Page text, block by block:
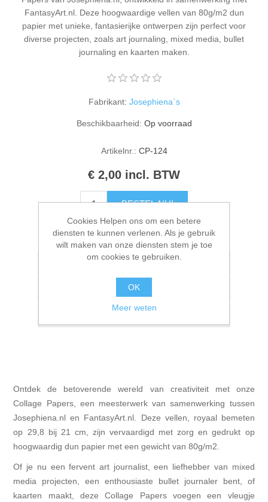
Kaarten 2021
FantasyArt.nl. Deze hoogwaardige vellen van 80g/m2 dun
papier met unieke, fantasierijke ontwerpen zijn perfect voor
diverse projecten, zoals art journaling, mixed media, bullet
journaling en kaarten maken.
Fabrikant: Josephiena`s
Beschikbaarheid: Op voorraad
Artikelnr.: CP-124
€ 2,00 incl. BTW
BESTEL NU!
Please select the address you want to ship to
Toevoegen aan verlanglijstje
Ontdek de betoverende wereld van creativiteit met onze
Collage Papers, een meesterwerk van samenwerking tussen
Josephiena.nl en FantasyArt.nl. Deze vellen, royaal bemeten
op 29,8 bij 21 cm, zijn vervaardigd met zorg en gedrukt op
hoogwaardig dun papier met een gewicht van 80g/m2.
Of je nu een fervent art journalist, een liefhebber van mixed
media projecten, een enthousiaste bullet journaler bent, of
kaarten maakt, deze Collage Papers voegen een vleugje
Cookies Helpen ons om een betere
diensten te kunnen verlenen. Als je gebruik
wilt maken van onze diensten stem je toe
om cookies te gebruiken.
OK
Meer weten